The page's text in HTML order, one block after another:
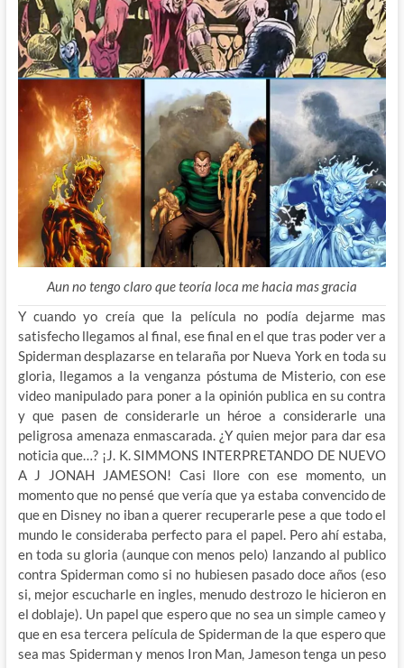
Aun no tengo claro que teoría loca me hacia mas gracia
Y cuando yo creía que la película no podía dejarme mas
satisfecho llegamos al final, ese final en el que tras poder ver a
Spiderman desplazarse en telaraña por Nueva York en toda su
gloria, llegamos a la venganza póstuma de Misterio, con ese
video manipulado para poner a la opinión publica en su contra
y que pasen de considerarle un héroe a considerarle una
peligrosa amenaza enmascarada. ¿Y quien mejor para dar esa
noticia que…? ¡J. K. SIMMONS INTERPRETANDO DE NUEVO
A J JONAH JAMESON! Casi llore con ese momento, un
momento que no pensé que vería que ya estaba convencido de
que en Disney no iban a querer recuperarle pese a que todo el
mundo le consideraba perfecto para el papel. Pero ahí estaba,
en toda su gloria (aunque con menos pelo) lanzando al publico
contra Spiderman como si no hubiesen pasado doce años (eso
si, mejor escucharle en ingles, menudo destrozo le hicieron en
el doblaje). Un papel que espero que no sea un simple cameo y
que en esa tercera película de Spiderman de la que espero que
sea mas Spiderman y menos Iron Man, Jameson tenga un peso